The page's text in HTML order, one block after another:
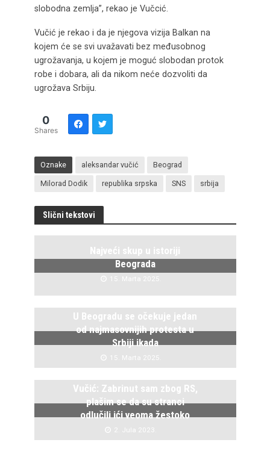
slobodna zemlja”, rekao je Vučcić.
Vučić je rekao i da je njegova vizija Balkan na
kojem će se svi uvažavati bez međusobnog
ugrožavanja, u kojem je moguć slobodan protok
robe i dobara, ali da nikom neće dozvoliti da
ugrožava Srbiju.
0
Shares
Oznake aleksandar vučić Beograd
Milorad Dodik republika srpska SNS srbija
Slični tekstovi
Najveći skup u istoriji
Beograda
15. Marta 2025.
U Beogradu se očekuje jedan
od najmasovnijih protesta u
Srbiji ikada
15. Marta 2025.
Vučić: Zabrinut sam zbog RS,
plašim se da su stranci
odlučili ići veoma žestoko
2. Jula 2023.